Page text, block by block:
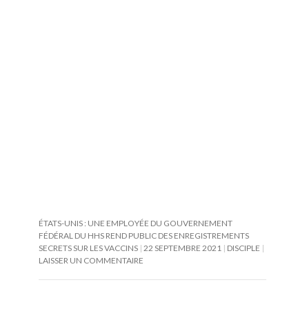
ÉTATS-UNIS : UNE EMPLOYÉE DU GOUVERNEMENT
FÉDÉRAL DU HHS REND PUBLIC DES ENREGISTREMENTS
SECRETS SUR LES VACCINS 22 SEPTEMBRE 2021
DISCIPLE
LAISSER UN COMMENTAIRE